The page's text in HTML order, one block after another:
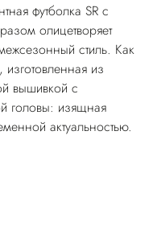
футболка SR с
олицетворяет
стиль. Как
из
вышивкой с
головы: изящная
актуальностью.